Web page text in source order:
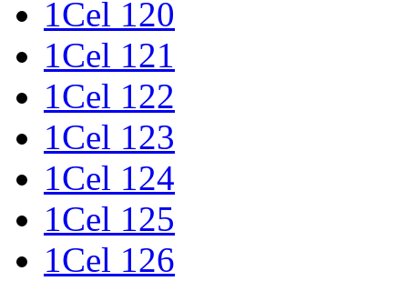
1Cel 120
1Cel 121
1Cel 122
1Cel 123
1Cel 124
1Cel 125
1Cel 126